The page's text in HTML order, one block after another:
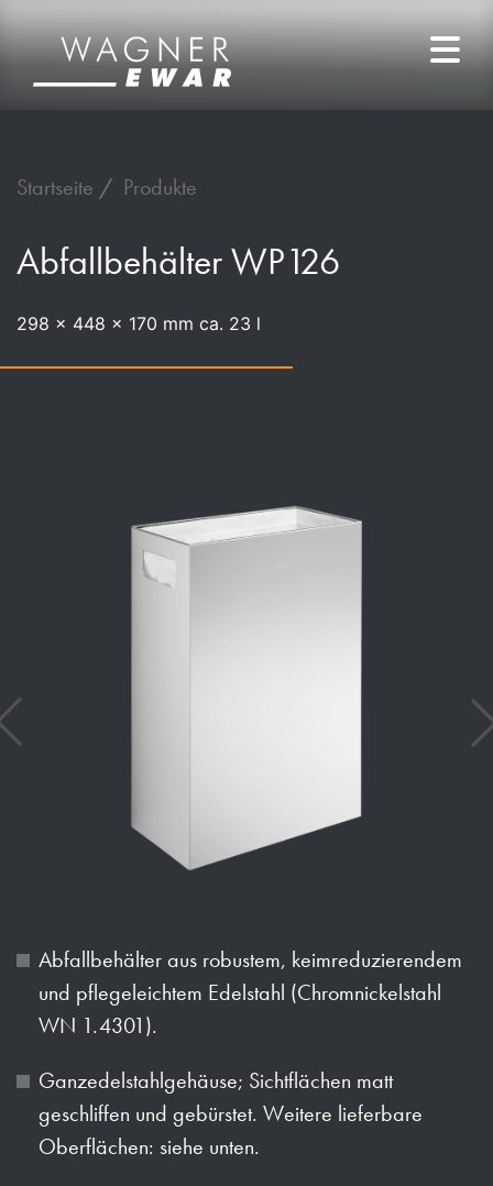
Startseite Produkte
Abfallbehälter WP126
298 x 448 x 170 mm ca. 23 l
Abfallbehälter aus robustem, keimreduzierendem
und pflegeleichtem Edelstahl (Chromnickelstahl
WN 1.4301).
Ganzedelstahlgehäuse; Sichtflächen matt
geschliffen und gebürstet. Weitere lieferbare
Oberflächen: siehe unten.